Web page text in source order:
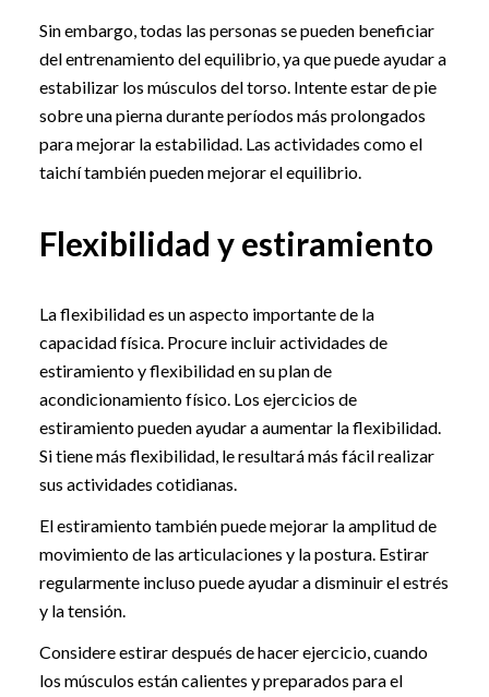
Sin embargo, todas las personas se pueden beneficiar
del entrenamiento del equilibrio, ya que puede ayudar a
estabilizar los músculos del torso. Intente estar de pie
sobre una pierna durante períodos más prolongados
para mejorar la estabilidad. Las actividades como el
taichí también pueden mejorar el equilibrio.
Flexibilidad y estiramiento
La flexibilidad es un aspecto importante de la
capacidad física. Procure incluir actividades de
estiramiento y flexibilidad en su plan de
acondicionamiento físico. Los ejercicios de
estiramiento pueden ayudar a aumentar la flexibilidad.
Si tiene más flexibilidad, le resultará más fácil realizar
sus actividades cotidianas.
El estiramiento también puede mejorar la amplitud de
movimiento de las articulaciones y la postura. Estirar
regularmente incluso puede ayudar a disminuir el estrés
y la tensión.
Considere estirar después de hacer ejercicio, cuando
los músculos están calientes y preparados para el